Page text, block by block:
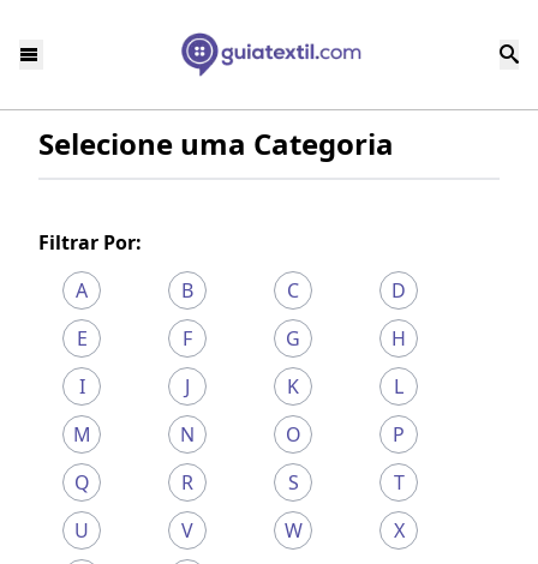
Selecione uma Categoria
Filtrar Por:
A
B C
D
E
F G
H
I
J K
L
M
N O
P
Q
R S
T
U
V W
X